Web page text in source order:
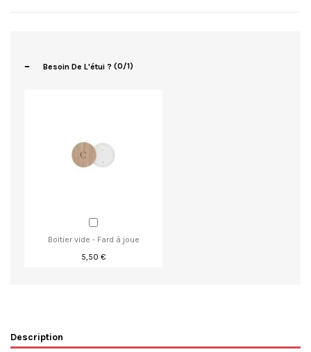
- Besoin De L'étui ? (0/1)
Boitier vide - Fard à joue
5,50 €
Description